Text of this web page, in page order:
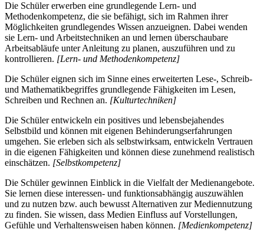
Die Schüler erwerben eine grundlegende Lern- und
Methodenkompetenz, die sie befähigt, sich im Rahmen ihrer
Möglichkeiten grundlegendes Wissen anzueignen. Dabei wenden
sie Lern- und Arbeitstechniken an und lernen überschaubare
Arbeitsabläufe unter Anleitung zu planen, auszuführen und zu
kontrollieren. [Lern- und Methodenkompetenz]
Die Schüler eignen sich im Sinne eines erweiterten Lese-, Schreib-
und Mathematikbegriffes grundlegende Fähigkeiten im Lesen,
Schreiben und Rechnen an. [Kulturtechniken]
Die Schüler entwickeln ein positives und lebensbejahendes
Selbstbild und können mit eigenen Behinderungserfahrungen
umgehen. Sie erleben sich als selbstwirksam, entwickeln Vertrauen
in die eigenen Fähigkeiten und können diese zunehmend realistisch
einschätzen. [Selbstkompetenz]
Die Schüler gewinnen Einblick in die Vielfalt der Medienangebote.
Sie lernen diese interessen- und funktionsabhängig auszuwählen
und zu nutzen bzw. auch bewusst Alternativen zur Mediennutzung
zu finden. Sie wissen, dass Medien Einfluss auf Vorstellungen,
Gefühle und Verhaltensweisen haben können. [Medienkompetenz]